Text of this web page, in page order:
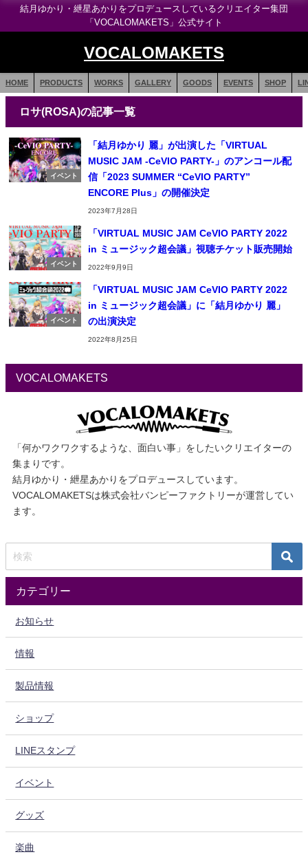
結月ゆかり・紲星あかりをプロデュースしているクリエイター集団
「VOCALOMAKETS」公式サイト
VOCALOMAKETS
HOME PRODUCTS WORKS GALLERY GOODS EVENTS SHOP
ロサ(ROSA)の記事一覧
イベント
「結月ゆかり 麗」が出演した「VIRTUAL
MUSIC JAM -CeVIO PARTY-」のアンコール配
信「2023 SUMMER “CeVIO PARTY”
ENCORE Plus」の開催決定
2023年7月28日
イベント
「VIRTUAL MUSIC JAM CeVIO PARTY 2022
in ミュージック超会議」視聴チケット販売開始
2022年9月9日
イベント
「VIRTUAL MUSIC JAM CeVIO PARTY 2022
in ミュージック超会議」に「結月ゆかり 麗」
の出演決定
2022年8月25日
VOCALOMAKETS
「何かワクワクするような、面白い事」をしたいクリエイターの
集まりです。
結月ゆかり・紲星あかりをプロデュースしています。
VOCALOMAKETSは株式会社バンピーファクトリーが運営してい
ます。
カテゴリー
お知らせ
情報
製品情報
ショップ
LINEスタンプ
イベント
グッズ
楽曲